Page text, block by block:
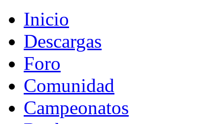
Inicio
Descargas
Foro
Comunidad
Campeonatos